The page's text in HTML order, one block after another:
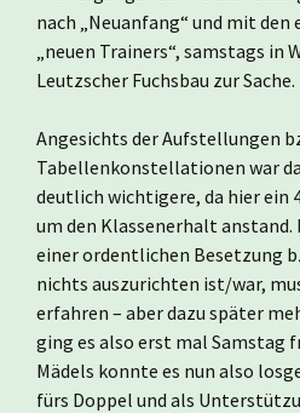
nach „Neuanfang“ und mit den
„neuen Trainers“, samstags in
Leutzscher Fuchsbau zur Sache.
Angesichts der Aufstellungen
Tabellenkonstellationen war
deutlich wichtigere, da hier ein
um den Klassenerhalt anstand.
einer ordentlichen Besetzung
nichts auszurichten ist/war,
erfahren – aber dazu später
ging es also erst mal Samstag
Mädels konnte es nun also
fürs Doppel und als